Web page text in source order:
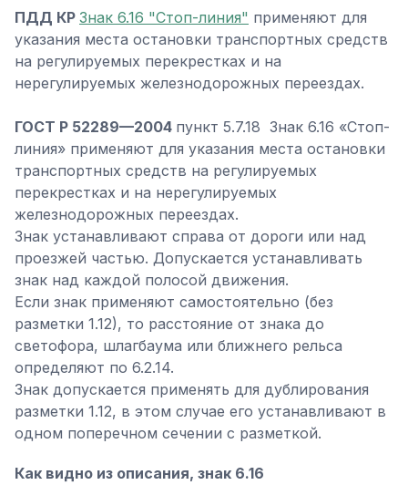
ПДД КР Знак 6.16 "Стоп-линия" применяют для
указания места остановки транспортных средств
на регулируемых перекрестках и на
нерегулируемых железнодорожных переездах.
ГОСТ Р 52289—2004 пункт 5.7.18 Знак 6.16 «Стоп-
линия» применяют для указания места остановки
транспортных средств на регулируемых
перекрестках и на нерегулируемых
железнодорожных переездах.
Знак устанавливают справа от дороги или над
проезжей частью. Допускается устанавливать
знак над каждой полосой движения.
Если знак применяют самостоятельно (без
разметки 1.12), то расстояние от знака до
светофора, шлагбаума или ближнего рельса
определяют по 6.2.14.
Знак допускается применять для дублирования
разметки 1.12, в этом случае его устанавливают в
одном поперечном сечении с разметкой.
Как видно из описания, знак 6.16